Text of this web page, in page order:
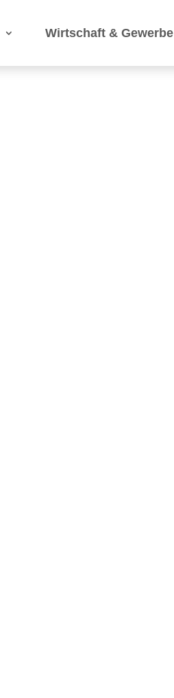
Wirtschaft & Gewerbe